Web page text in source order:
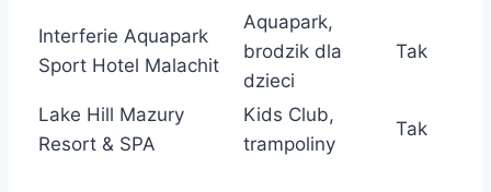
Interferie Aquapark
Sport Hotel Malachit
Aquapark,
brodzik dla
dzieci
Tak
Lake Hill Mazury
Resort & SPA
Kids Club,
trampoliny
Tak